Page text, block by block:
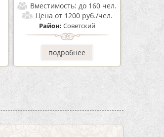
Вместимость: до 160 чел.
Цена от 1200 руб./чел.
Район: Советский
подробнее